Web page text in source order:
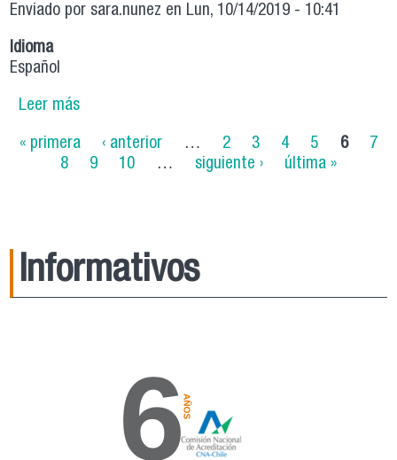
Enviado porsara.nunez en Lun, 10/14/2019 - 10:41
Idioma
Español
Leer mássobre Microred de vigilancia ciudadana para el
Concón
Páginas
« primera ‹ anterior … 2 3 4 5 6
7
8
9 10 … siguiente › última »
Informativos